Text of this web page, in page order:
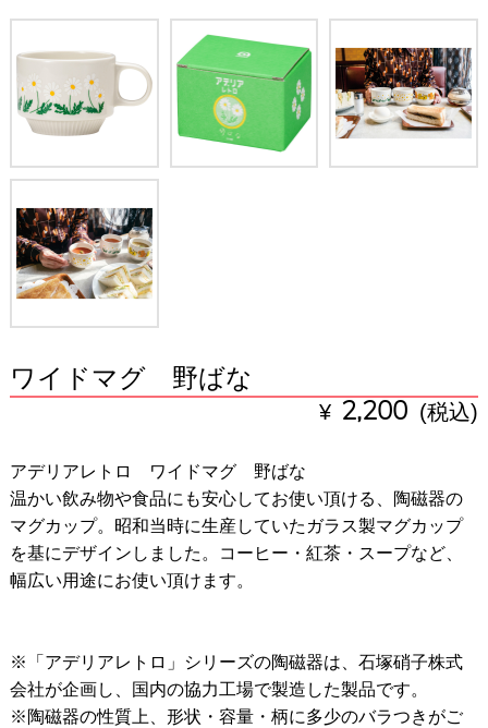
ワイドマグ 野ばな
¥ 2,200 (税込)
アデリアレトロ ワイドマグ 野ばな
温かい飲み物や食品にも安心してお使い頂ける、陶磁器の
マグカップ。昭和当時に生産していたガラス製マグカップ
を基にデザインしました。コーヒー・紅茶・スープなど、
幅広い用途にお使い頂けます。
※「アデリアレトロ」シリーズの陶磁器は、石塚硝子株式
会社が企画し、国内の協力工場で製造した製品です。
※陶磁器の性質上、形状・容量・柄に多少のバラつきがご